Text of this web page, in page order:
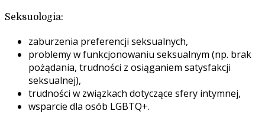
Seksuologia:
zaburzenia preferencji seksualnych,
problemy w funkcjonowaniu seksualnym (np. brak
pożądania, trudności z osiąganiem satysfakcji
seksualnej),
trudności w związkach dotyczące sfery intymnej,
wsparcie dla osób LGBTQ+.